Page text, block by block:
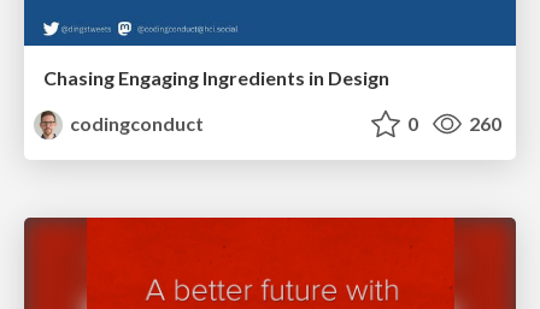
Chasing Engaging Ingredients in Design
codingconduct
0 260